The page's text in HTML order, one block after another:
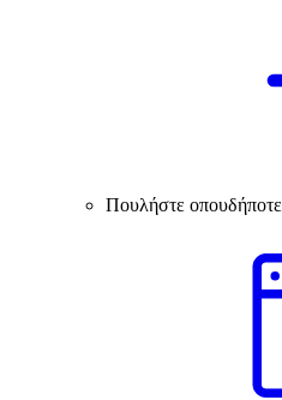
Πουλήστε οπουδήποτε